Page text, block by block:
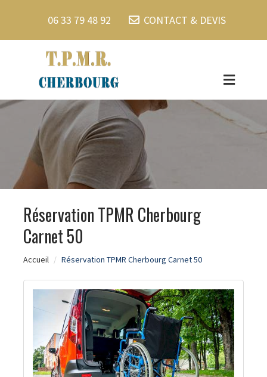
06 33 79 48 92 CONTACT & DEVIS
Réservation TPMR Cherbourg
Carnet 50
Accueil Réservation TPMR Cherbourg Carnet 50